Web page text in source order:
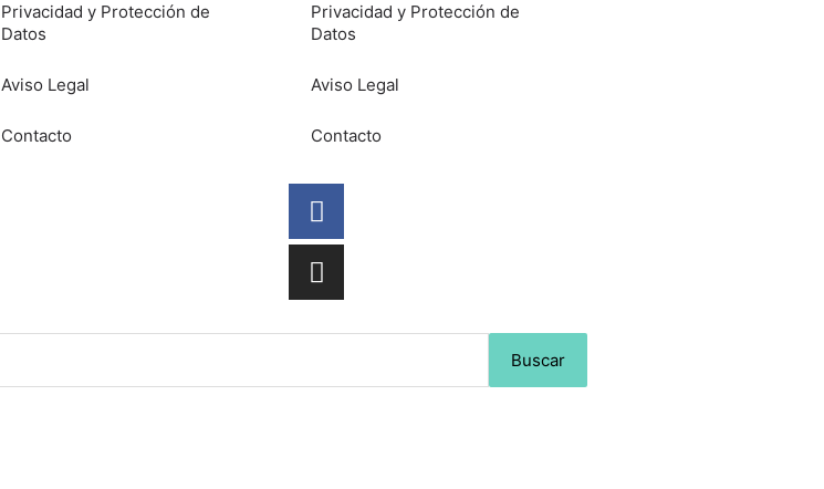
Privacidad y Protección de
Datos
Aviso Legal
Contacto
Privacidad y Protección de
Datos
Aviso Legal
Contacto
Facebook
Instagram
Buscar